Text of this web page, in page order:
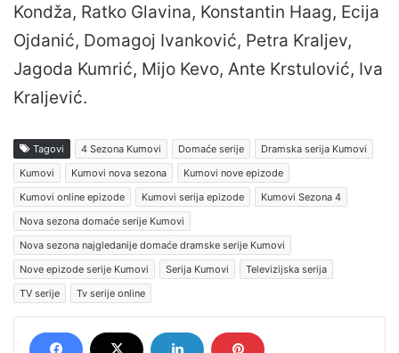
Kondža, Ratko Glavina, Konstantin Haag, Ecija
Ojdanić, Domagoj Ivanković, Petra Kraljev,
Jagoda Kumrić, Mijo Kevo, Ante Krstulović, Iva
Kraljević.
Tagovi 4 Sezona Kumovi Domaće serije
Dramska serija Kumovi
Kumovi
Kumovi nova sezona
Kumovi nove epizode
Kumovi online epizode
Kumovi serija epizode
Kumovi Sezona 4
Nova sezona domaće serije Kumovi
Nova sezona najgledanije domaće dramske serije Kumovi
Nove epizode serije Kumovi
Serija Kumovi
Televizijska serija
TV serije
Tv serije online